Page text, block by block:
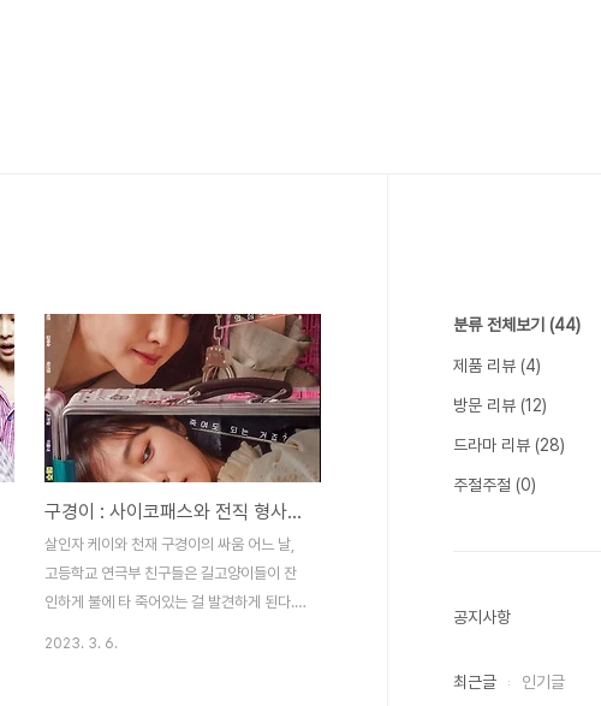
구경이 : 사이코패스와 전직 형사의 두뇌 싸움
살인자 케이와 천재 구경이의 싸움 어느 날,
고등학교 연극부 친구들은 길고양이들이 잔
인하게 불에 타 죽어있는 걸 발견하게 된다.
2023. 3. 6.
분류 전체보기 (44)
제품 리뷰 (4)
방문 리뷰 (12)
드라마 리뷰 (28)
주절주절 (0)
공지사항
최근글 인기글